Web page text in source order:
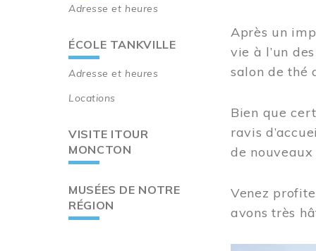
Adresse et heures
ÉCOLE TANKVILLE
Adresse et heures
Locations
VISITE ITOUR
MONCTON
MUSÉES DE NOTRE
RÉGION
Après un
vie à l’un
salon de thé
Bien que
ravis
de
Venez
avons très